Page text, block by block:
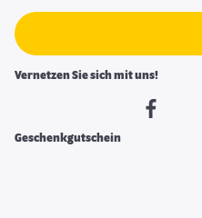
Vernetzen Sie sich mit uns!
Geschenkgutschein